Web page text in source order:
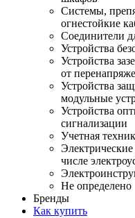
Системы,
огнестойкие
Соединители
Устройства
Устройства
от
Устройства
модульные
Устройства
сигнализации
Учетная
числе
Не определено
Бренды
Как купить